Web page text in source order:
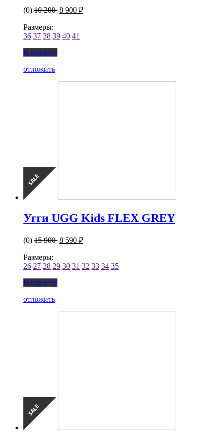
(0) 10 200 8 900 ₽
Размеры:
36 37 38 39 40 41
В корзину
отложить
Угги UGG Kids FLEX GREY
(0) 15 900 8 590 ₽
Размеры:
26 27 28 29 30 31 32 33 34 35
В корзину
отложить